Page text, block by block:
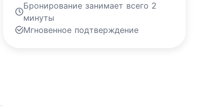
Бронирование занимает всего 2
минуты
Мгновенное подтверждение